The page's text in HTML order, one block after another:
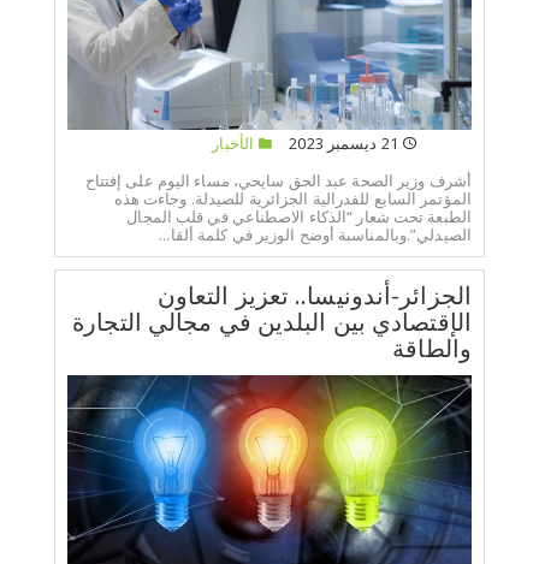
الأخبار
أشرف وزير الصحة عبد الحق سايحي، مساء اليوم على إفتتاح
المؤتمر السابع للفدرالية الجزائرية للصيدلة. وجاءت هذه
الطبعة تحت شعار “الذكاء الاصطناعي في قلب المجال
الصيدلي”.وبالمناسبة أوضح الوزير في كلمة ألقا...
الجزائر-أندونيسا.. تعزيز التعاون
الإقتصادي بين البلدين في مجالي التجارة
والطاقة